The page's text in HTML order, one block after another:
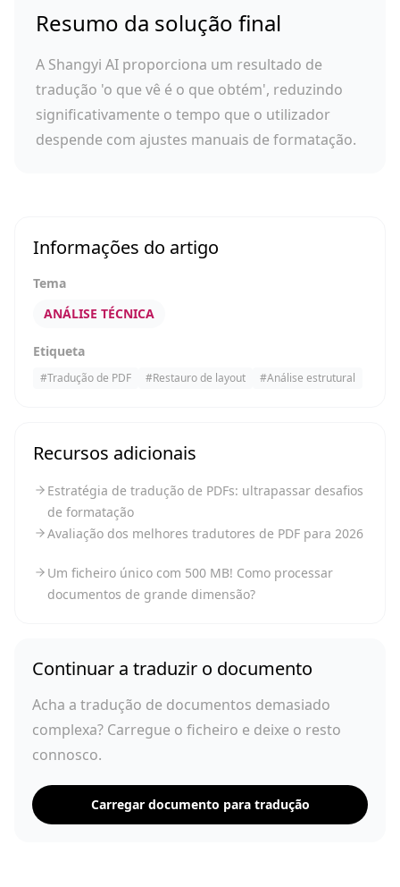
Resumo da solução final
A Shangyi AI proporciona um resultado de
tradução 'o que vê é o que obtém', reduzindo
significativamente o tempo que o utilizador
despende com ajustes manuais de formatação.
Informações do artigo
Tema
ANÁLISE TÉCNICA
Etiqueta
#Tradução de PDF #Restauro de layout #Análise estrutural
Recursos adicionais
Estratégia de tradução de PDFs: ultrapassar desafios
de formatação
Avaliação dos melhores tradutores de PDF para 2026
Um ficheiro único com 500 MB! Como processar
documentos de grande dimensão?
Continuar a traduzir o documento
Acha a tradução de documentos demasiado
complexa? Carregue o ficheiro e deixe o resto
connosco.
Carregar documento para tradução